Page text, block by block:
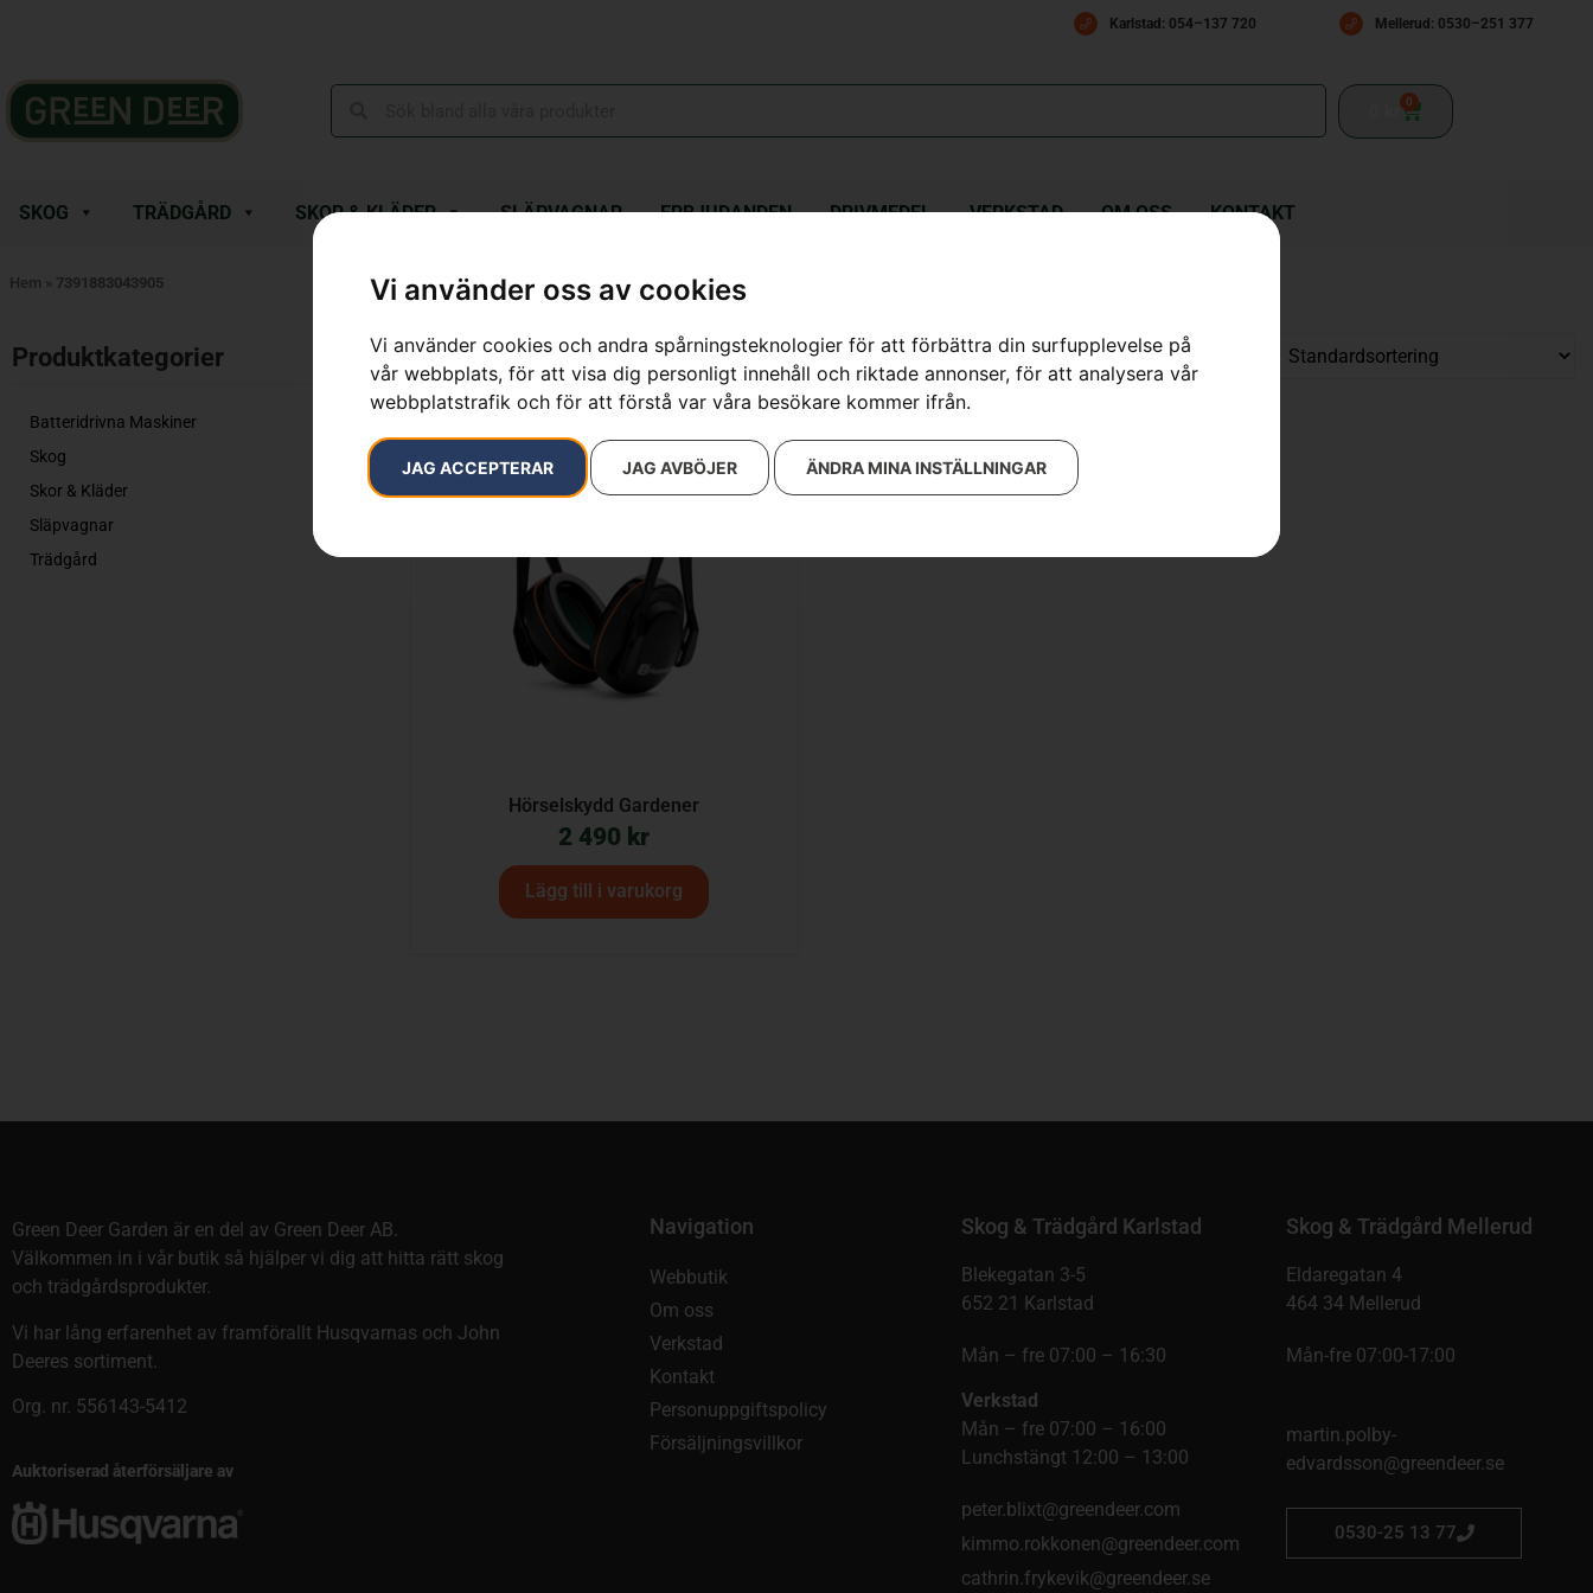
Vi använder oss av cookies
Vi använder cookies och andra spårningsteknologier för att förbättra din surfupplevelse på
vår webbplats, för att visa dig personligt innehåll och riktade annonser, för att analysera vår
webbplatstrafik och för att förstå var våra besökare kommer ifrån.
JAG ACCEPTERAR JAG AVBÖJER ÄNDRA MINA INSTÄLLNINGAR
Karlstad: 054–137 720 Mellerud: 0530–251 377
kr 0
SKOG TRÄDGÅRD SKOR & KLÄDER SLÄPVAGNAR ERBJUDANDEN DRIVMEDEL VERKSTAD OM OSS KONTAKT
Hem » 7391883043905
Produktkategorier​
Batteridrivna Maskiner
Skog
Skor & Kläder
Släpvagnar
Trädgård
Endast ett sökresultat
Hörselskydd Gardener
2 490 kr
Lägg till i varukorg
Green Deer Garden är en del av Green Deer AB.
Välkommen in i vår butik så hjälper vi dig att hitta rätt skog
och trädgårdsprodukter.
Vi har lång erfarenhet av framförallt Husqvarnas och John
Deeres sortiment.
Org. nr. 556143-5412
Auktoriserad återförsäljare av
Navigation
Webbutik
Om oss
Verkstad
Kontakt
Personuppgiftspolicy
Försäljningsvillkor
Skog & Trädgård Karlstad
Blekegatan 3-5
652 21 Karlstad
Mån – fre 07:00 – 16:30
Verkstad
Mån – fre 07:00 – 16:00
Lunchstängt 12:00 – 13:00
peter.blixt@greendeer.com
kimmo.rokkonen@greendeer.com
cathrin.frykevik@greendeer.se
Skog & Trädgård Mellerud
Eldaregatan 4
464 34 Mellerud
Mån-fre 07:00-17:00
martin.polby-
edvardsson@greendeer.se
0530-25 13 77